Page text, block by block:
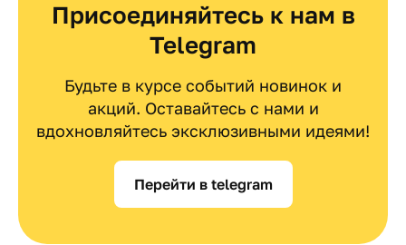
Присоединяйтесь к нам в
Telegram
Будьте в курсе событий новинок и
акций. Оставайтесь с нами и
вдохновляйтесь эксклюзивными идеями!
Перейти в telegram